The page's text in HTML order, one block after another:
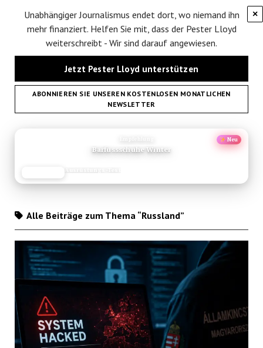
×
Unabhängiger Journalismus endet dort, wo niemand ihn
mehr finanziert. Helfen Sie mit, dass der Pester Lloyd
weiterschreibt - Wir sind darauf angewiesen.
Jetzt Pester Lloyd unterstützen
ABONNIEREN SIE UNSEREN KOSTENLOSEN MONATLICHEN
NEWSLETTER
Neu
Barfussschuhe Winter
Alle Beiträge zum Thema “Russland”